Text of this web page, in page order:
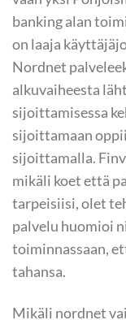
banking alan
on laaja
Nordnet
alkuvaiheesta
sijoittamisessa
sijoittamaan
sijoittamalla.
mikäli koet että
tarpeisiisi, olet
palvelu huomioi
toiminnassaan,
tahansa.
Mikäli nordnet